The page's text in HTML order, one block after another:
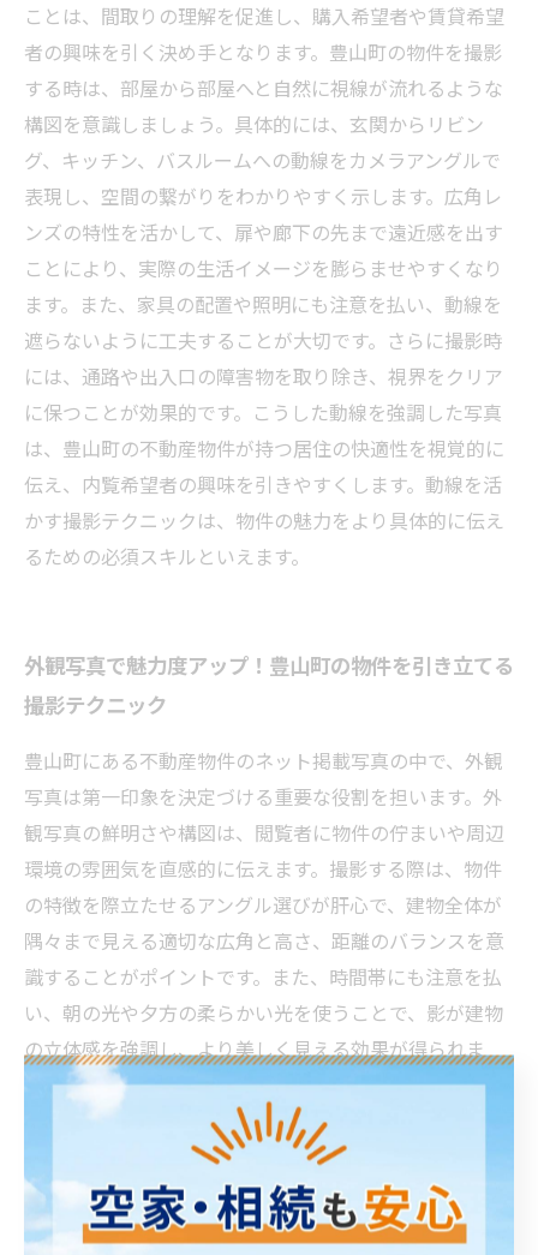
ことは、間取りの理解を促進し、購入希望者や賃貸希望
者の興味を引く決め手となります。豊山町の物件を撮影
する時は、部屋から部屋へと自然に視線が流れるような
構図を意識しましょう。具体的には、玄関からリビン
グ、キッチン、バスルームへの動線をカメラアングルで
表現し、空間の繋がりをわかりやすく示します。広角レ
ンズの特性を活かして、扉や廊下の先まで遠近感を出す
ことにより、実際の生活イメージを膨らませやすくなり
ます。また、家具の配置や照明にも注意を払い、動線を
遮らないように工夫することが大切です。さらに撮影時
には、通路や出入口の障害物を取り除き、視界をクリア
に保つことが効果的です。こうした動線を強調した写真
は、豊山町の不動産物件が持つ居住の快適性を視覚的に
伝え、内覧希望者の興味を引きやすくします。動線を活
かす撮影テクニックは、物件の魅力をより具体的に伝え
るための必須スキルといえます。
外観写真で魅力度アップ！豊山町の物件を引き立てる
撮影テクニック
豊山町にある不動産物件のネット掲載写真の中で、外観
写真は第一印象を決定づける重要な役割を担います。外
観写真の鮮明さや構図は、閲覧者に物件の佇まいや周辺
環境の雰囲気を直感的に伝えます。撮影する際は、物件
の特徴を際立たせるアングル選びが肝心で、建物全体が
隅々まで見える適切な広角と高さ、距離のバランスを意
識することがポイントです。また、時間帯にも注意を払
い、朝の光や夕方の柔らかい光を使うことで、影が建物
の立体感を強調し、より美しく見える効果が得られま
す。さらに、建物の周囲を整理し不要な物を避けて撮る
ことで、清潔感と整った印象を与えられます。季節の移
り変わりや天候に応じた撮影も外観写真の魅力を高める
ためのコツで、特に豊山町の四季の特色を活かした撮影
は、地域性を伝える上でも効果的です。これら一連の外